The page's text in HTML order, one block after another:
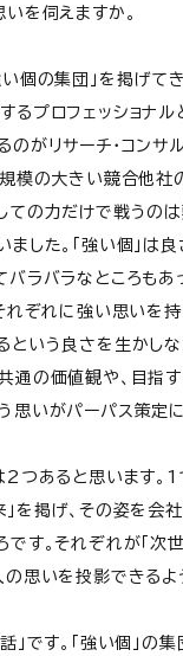
を伺えますか。
個の集団」を掲げて
るプロフェッショナル
のがリサーチ・コンサ
規模の大きい競合他社
ての力だけで戦うのは
した。「強い個」は良
ラバラなところもあ
れぞれに強い思いを
という良さを生かしな
通の価値観や、目指
思いがパーパス策定に
2つあると思います。1
」を掲げ、その姿を会
です。それぞれが「次
思いを投影できるよ
」です。「強い個」の